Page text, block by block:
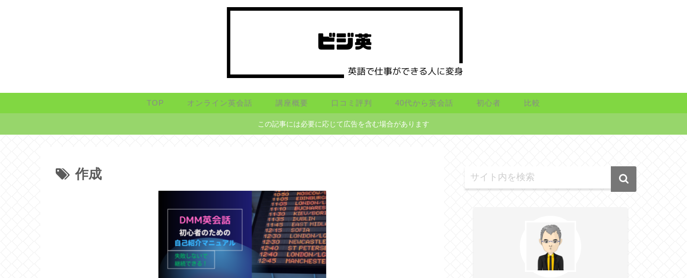
TOP オンライン英会話 講座概要 口コミ評判 40代から英会話 初心者 比較
この記事には必要に応じて広告を含む場合があります
作成